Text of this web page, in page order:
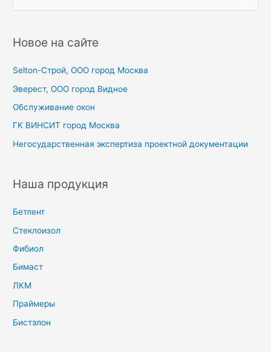
с
:
Новое на сайте
Selton-Строй, OOO город Москва
Эверест, ООО город Видное
Обслуживание окон
ГК ВИНСИТ город Москва
Негосударственная экспертиза проектной документации
Наша продукция
Бетлент
Стеклоизол
Фибиол
Бимаст
ЛКМ
Праймеры
Бистэлон